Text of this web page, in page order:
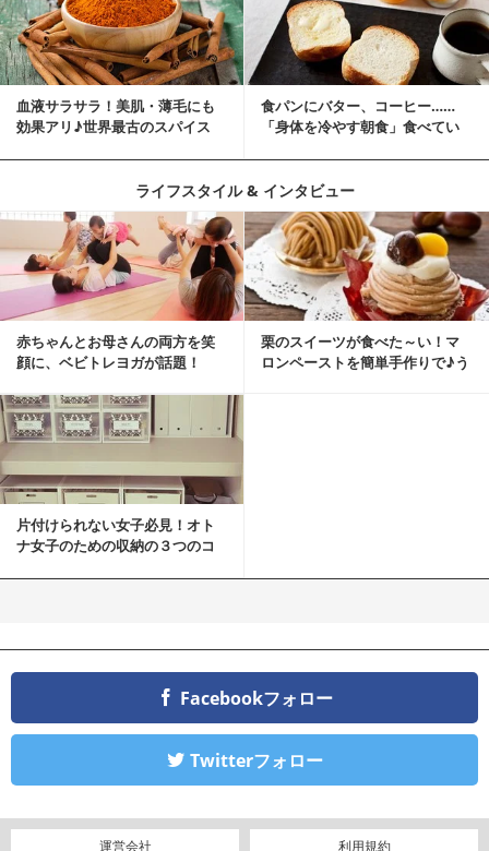
血液サラサラ！美肌・薄毛にも
効果アリ♪世界最古のスパイス
食パンにバター、コーヒー……
「身体を冷やす朝食」食べてい
ライフスタイル & インタビュー
赤ちゃんとお母さんの両方を笑
顔に、ベビトレヨガが話題！
栗のスイーツが食べた～い！マ
ロンペーストを簡単手作りで♪う
片付けられない女子必見！オト
ナ女子のための収納の３つのコ
Facebookフォロー
Twitterフォロー
運営会社 利用規約